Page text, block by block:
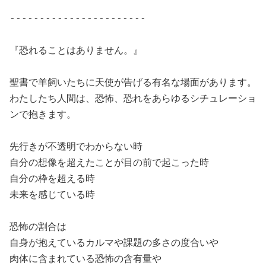
-----------------------
『恐れることはありません。』
聖書で羊飼いたちに天使が告げる有名な場面があります。
わたしたち人間は、恐怖、恐れをあらゆるシチュレーショ
ンで抱きます。
先行きが不透明でわからない時
自分の想像を超えたことが目の前で起こった時
自分の枠を超える時
未来を感じている時
恐怖の割合は
自身が抱えているカルマや課題の多さの度合いや
肉体に含まれている恐怖の含有量や